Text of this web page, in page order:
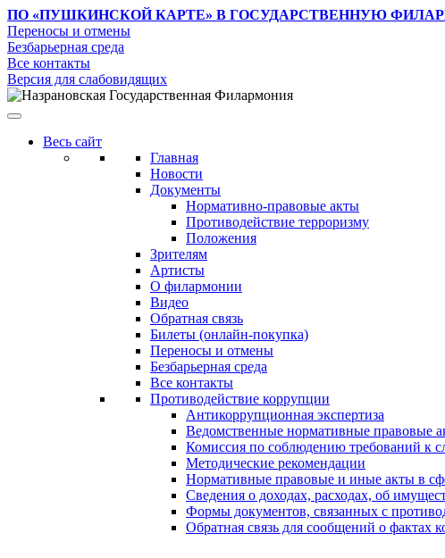
ПО «ПУШКИНСКОЙ КАРТЕ» В ГОСУДАРСТВЕННУЮ
Переносы и отмены
Безбарьерная среда
Все контакты
Версия для слабовидящих
Весь сайт
Главная
Новости
Документы
Нормативно-правовые акты
Противодействие терроризму
Положения
Зрителям
Артисты
О филармонии
Видео
Обратная связь
Билеты (онлайн-покупка)
Переносы и отмены
Безбарьерная среда
Все контакты
Противодействие коррупции
Антикоррупционная экспертиза
Ведомственные нормативные правовые
Комиссия по соблюдению требований к
Методические рекомендации
Нормативные правовые и иные акты в
Сведения о доходах, расходах, об
Формы документов, связанных с
Обратная связь для сообщений о фактах